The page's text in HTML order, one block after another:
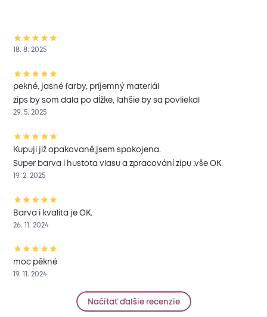
18. 8. 2025
pekné, jasné farby, príjemný materiál
zips by som dala po dĺžke, ľahšie by sa povliekal
29. 5. 2025
Kupuji již opakovaně,jsem spokojena.
Super barva i hustota vlasu a zpracování zipu ,vše OK.
19. 2. 2025
Barva i kvalita je OK.
26. 11. 2024
moc pěkné
19. 11. 2024
Načítať ďalšie recenzie